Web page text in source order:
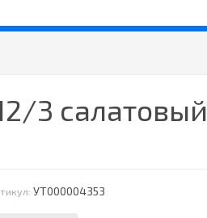
3 салатовый
УТ000004353